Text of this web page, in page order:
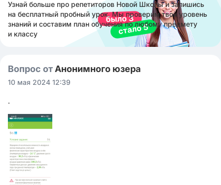
Узнай больше про репетиторов Новой Школы и запишись
на бесплатный пробный урок. Мы проверим твой уровень
знаний и составим план обучения по любому предмету
и классу
Вопрос от Анонимного юзера
10 мая 2024 12:39
.